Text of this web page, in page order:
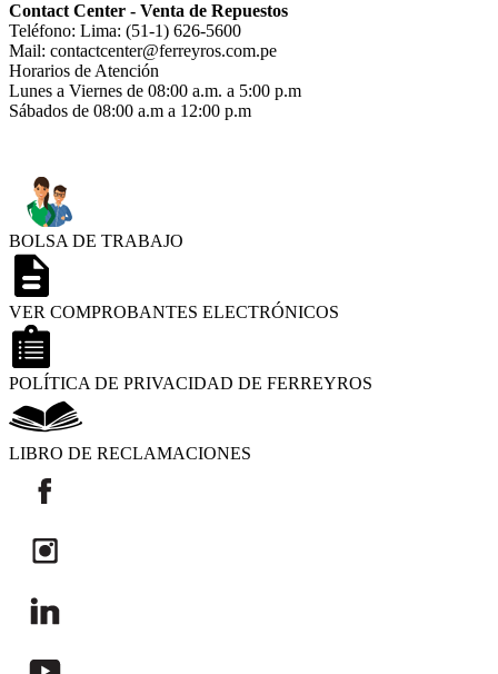
Contact Center - Venta de Repuestos
Teléfono: Lima: (51-1) 626-5600
Mail: contactcenter@ferreyros.com.pe
Horarios de Atención
Lunes a Viernes de 08:00 a.m. a 5:00 p.m
Sábados de 08:00 a.m a 12:00 p.m
BOLSA DE TRABAJO
VER COMPROBANTES ELECTRÓNICOS
POLÍTICA DE PRIVACIDAD DE FERREYROS
LIBRO DE RECLAMACIONES